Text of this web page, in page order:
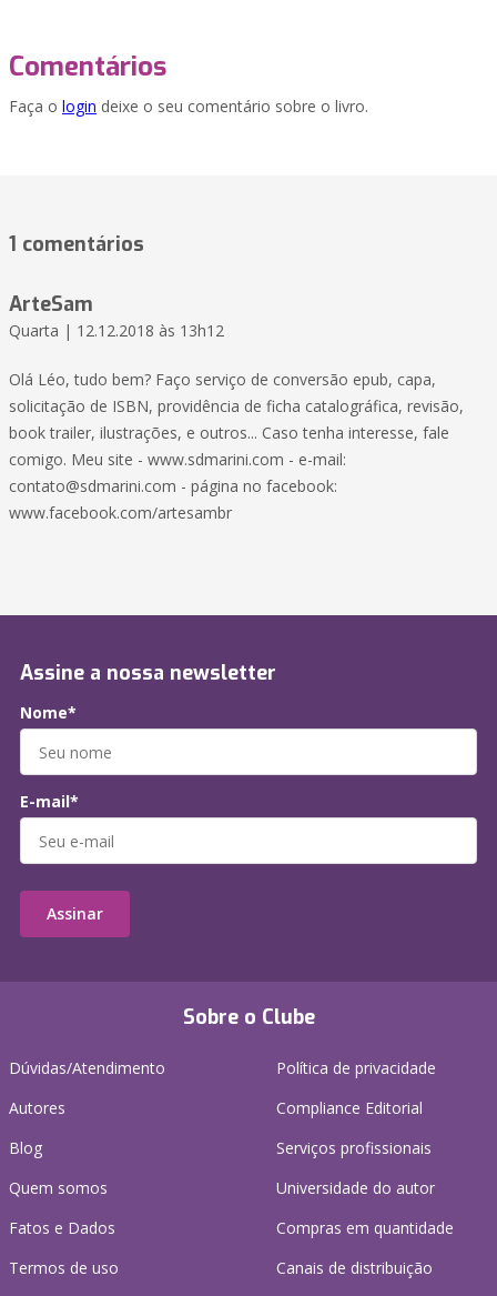
Comentários
Faça o login deixe o seu comentário sobre o livro.
1 comentários
ArteSam
Quarta | 12.12.2018 às 13h12
Olá Léo, tudo bem? Faço serviço de conversão epub, capa,
solicitação de ISBN, providência de ficha catalográfica, revisão,
book trailer, ilustrações, e outros... Caso tenha interesse, fale
comigo. Meu site - www.sdmarini.com - e-mail:
contato@sdmarini.com - página no facebook:
www.facebook.com/artesambr
Sobre o Clube
Dúvidas/Atendimento
Autores
Blog
Quem somos
Fatos e Dados
Termos de uso
Política de privacidade
Compliance Editorial
Serviços profissionais
Universidade do autor
Compras em quantidade
Canais de distribuição
Assine a nossa newsletter
Nome*
E-mail*
Assinar